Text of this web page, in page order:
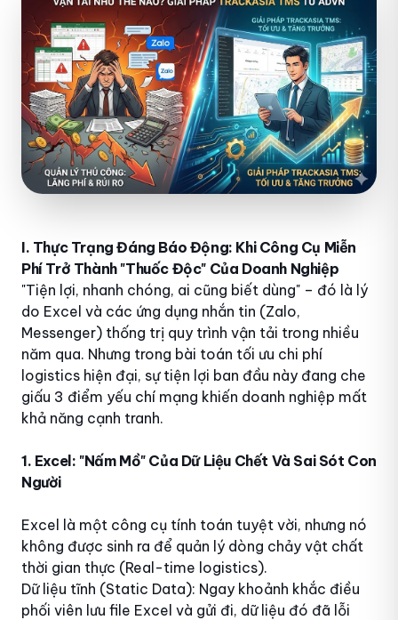
I. Thực Trạng Đáng Báo Động: Khi Công Cụ Miễn
Phí Trở Thành "Thuốc Độc" Của Doanh Nghiệp
"Tiện lợi, nhanh chóng, ai cũng biết dùng" – đó là lý
do Excel và các ứng dụng nhắn tin (Zalo,
Messenger) thống trị quy trình vận tải trong nhiều
năm qua. Nhưng trong bài toán tối ưu chi phí
logistics hiện đại, sự tiện lợi ban đầu này đang che
giấu 3 điểm yếu chí mạng khiến doanh nghiệp mất
khả năng cạnh tranh.
1. Excel: "Nấm Mồ" Của Dữ Liệu Chết Và Sai Sót Con
Người
Excel là một công cụ tính toán tuyệt vời, nhưng nó
không được sinh ra để quản lý dòng chảy vật chất
thời gian thực (Real-time logistics).
Dữ liệu tĩnh (Static Data): Ngay khoảnh khắc điều
phối viên lưu file Excel và gửi đi, dữ liệu đó đã lỗi